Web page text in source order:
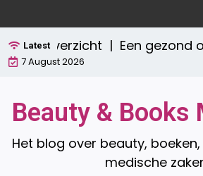
naar
de
inhoud
Latest
overzicht |Een gezond
7 August 2026
Beauty & Books
Het blog over beauty,
medische